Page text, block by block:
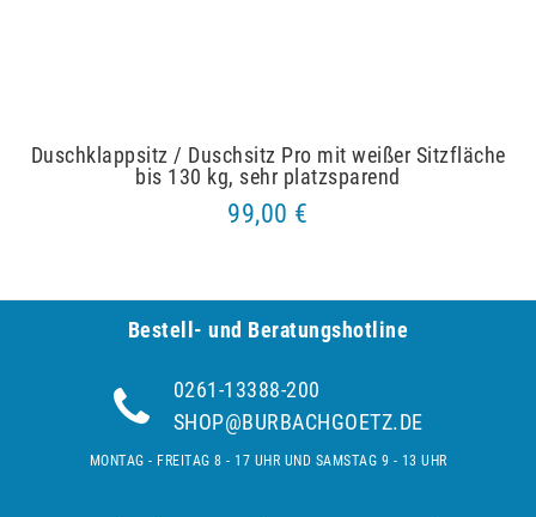
Duschklappsitz / Duschsitz Pro mit weißer Sitzfläche
bis 130 kg, sehr platzsparend
99,00 €
Bestell- und Be­ra­tungs­hot­line
0261-13388-200
SHOP@BURBACHGOETZ.DE
MONTAG - FREITAG 8 - 17 UHR UND SAMSTAG 9 - 13 UHR